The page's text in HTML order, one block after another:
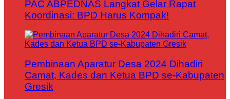
PAC ABPEDNAS Langkat Gelar Rapat
Koordinasi: BPD Harus Kompak!
Pembinaan Aparatur Desa 2024 Dihadiri
Camat, Kades dan Ketua BPD se-Kabupaten
Gresik